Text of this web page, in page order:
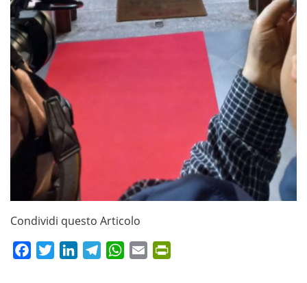
Condividi questo Articolo
FacebookTwitterLinkedInTelegramWhatsApp
Email